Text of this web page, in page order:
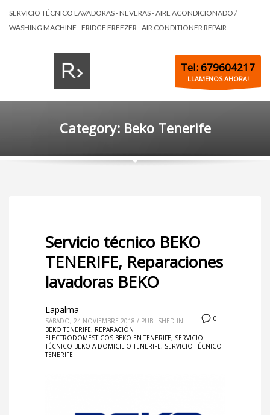
SERVICIO TÉCNICO LAVADORAS - NEVERAS - AIRE ACONDICIONADO /
WASHING MACHINE - FRIDGE FREEZER - AIR CONDITIONER REPAIR
Tel: 679604217
LLAMENOS AHORA!
Category: Beko Tenerife
Servicio técnico BEKO
TENERIFE, Reparaciones
lavadoras BEKO
0
Lapalma
SÁBADO, 24 NOVIEMBRE 2018 / PUBLISHED IN
BEKO TENERIFE, REPARACIÓN
ELECTRODOMÉSTICOS BEKO EN TENERIFE, SERVICIO
TÉCNICO BEKO A DOMICILIO TENERIFE, SERVICIO TÉCNICO
TENERIFE